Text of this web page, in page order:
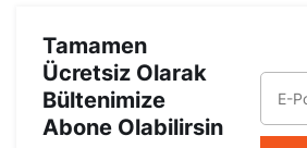
Tamamen
Ücretsiz Olarak
Bültenimize
Abone Olabilirsin